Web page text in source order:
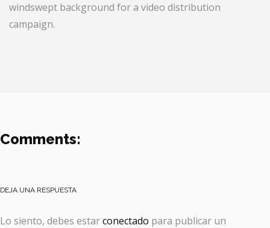
windswept background for a video distribution
campaign.
Comments:
DEJA UNA RESPUESTA
Lo siento, debes estarconectado para publicar un